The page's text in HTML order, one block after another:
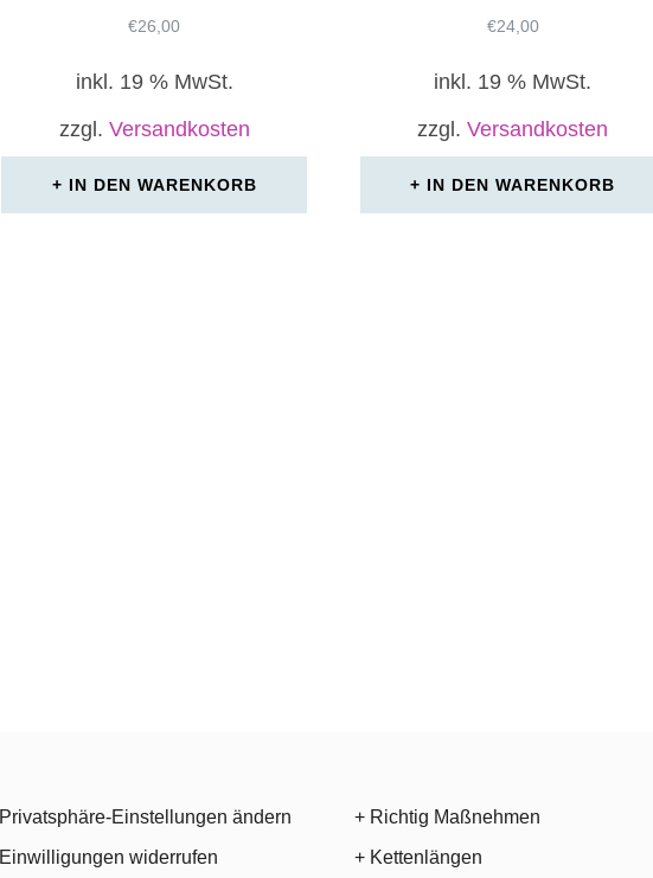
€26,00
inkl. 19 % MwSt.
zzgl. Versandkosten
IN DEN WARENKORB
€24,00
inkl. 19 % MwSt.
zzgl.Versandkosten
IN DEN WARENKORB
Privatsphäre-Einstellungen ändern
Einwilligungen widerrufen
+ Richtig Maßnehmen
+ Kettenlängen